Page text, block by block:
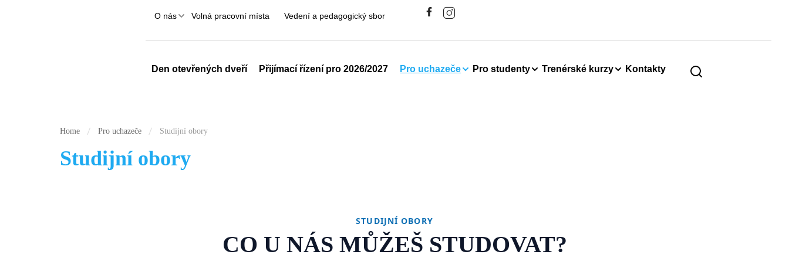
O nás Volná pracovní místa Vedení a pedagogický sbor
Den otevřených dveří Přijímací řízení pro 2026/2027 Pro uchazeče Pro studenty Trenérské kurzy Kontakty
Home Pro uchazeče Studijní obory
Studijní obory
STUDIJNÍ OBORY
CO U NÁS MŮŽEŠ STUDOVAT?